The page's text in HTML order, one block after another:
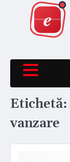
content
Etichetă:
vanzare